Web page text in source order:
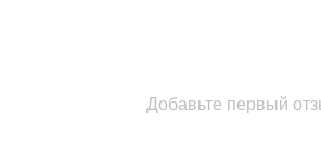
Добавьте первый